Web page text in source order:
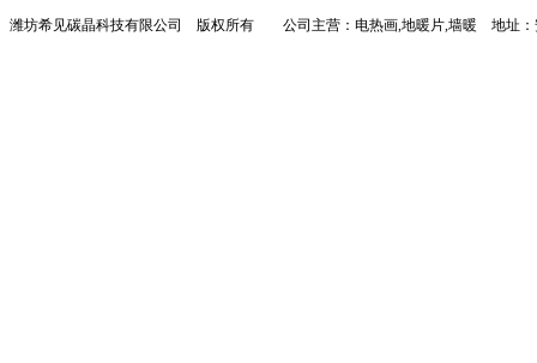
潍坊希见碳晶科技有限公司 版权所有 公司主营： 电热画,地暖片,墙暖 地址：